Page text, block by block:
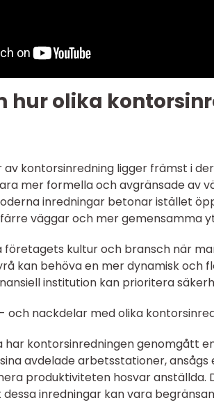
hur olika
kontorsinredning ligger främst i
mer formella och avgränsade av
inredningar betonar istället
väggar och mer gemensamma
kultur och bransch när
kan behöva en mer dynamisk och
institution kan prioritera
och nackdelar med olika
har kontorsinredningen genomgått
avdelade arbetsstationer, ansågs
produktiviteten hosvar anställda.
inredningar kan vara